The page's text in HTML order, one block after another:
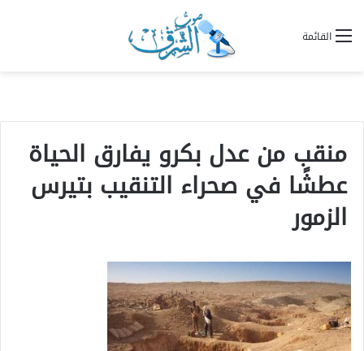
القائمة
منقب من عدل بكرو يفارق الحياة
عطشًا في صحراء التنقيب بتيرس
الزمور